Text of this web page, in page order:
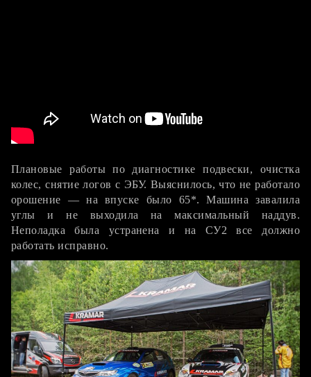
Плановые работы по диагностике подвески, очистка
колес, снятие логов с ЭБУ. Выяснилось, что не работало
орошение — на впуске было 65*. Машина завалила
углы и не выходила на максимальный наддув.
Неполадка была устранена и на СУ2 все должно
работать исправно.